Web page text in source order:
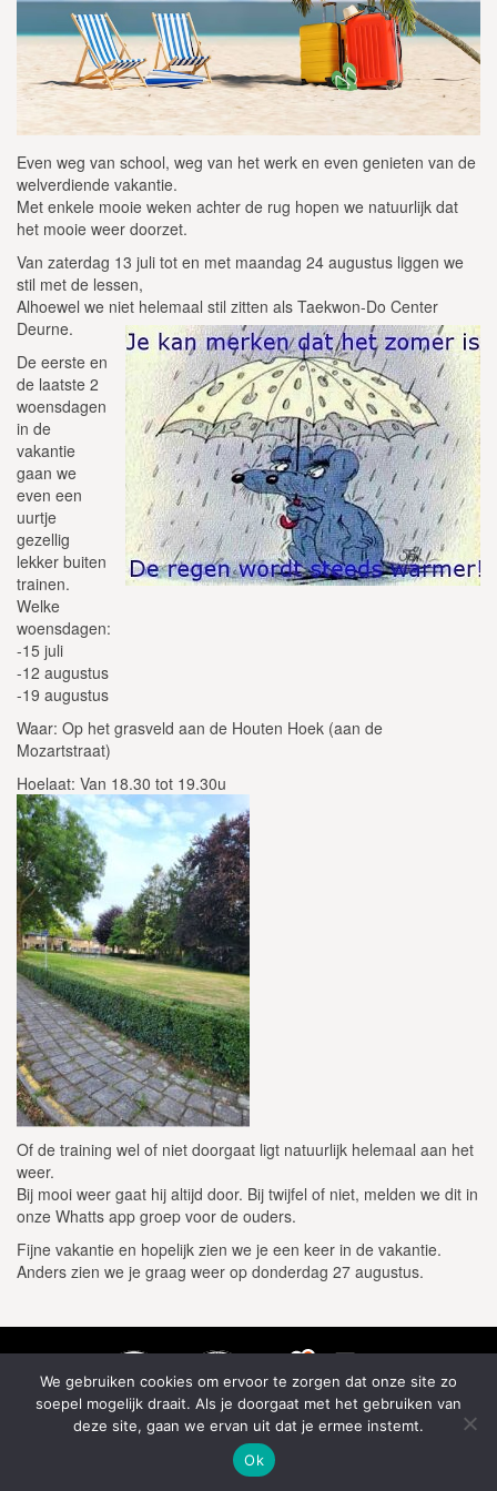
Even weg van school, weg van het werk en even genieten van de
welverdiende vakantie.
Met enkele mooie weken achter de rug hopen we natuurlijk dat
het mooie weer doorzet.
Van zaterdag 13 juli tot en met maandag 24 augustus liggen we
stil met de lessen,
Alhoewel we niet helemaal stil zitten als Taekwon-Do Center
Deurne.
De eerste en
de laatste 2
woensdagen
in de
vakantie
gaan we
even een
uurtje
gezellig
lekker buiten
trainen.
Welke
woensdagen:
-15 juli
-12 augustus
-19 augustus
Waar: Op het grasveld aan de Houten Hoek (aan de
Mozartstraat)
Hoelaat: Van 18.30 tot 19.30u
Of de training wel of niet doorgaat ligt natuurlijk helemaal aan het
weer.
Bij mooi weer gaat hij altijd door. Bij twijfel of niet, melden we dit in
onze Whatts app groep voor de ouders.
Fijne vakantie en hopelijk zien we je een keer in de vakantie.
Anders zien we je graag weer op donderdag 27 augustus.
We gebruiken cookies om ervoor te zorgen dat onze site zo
soepel mogelijk draait. Als je doorgaat met het gebruiken van
deze site, gaan we ervan uit dat je ermee instemt.
Ok